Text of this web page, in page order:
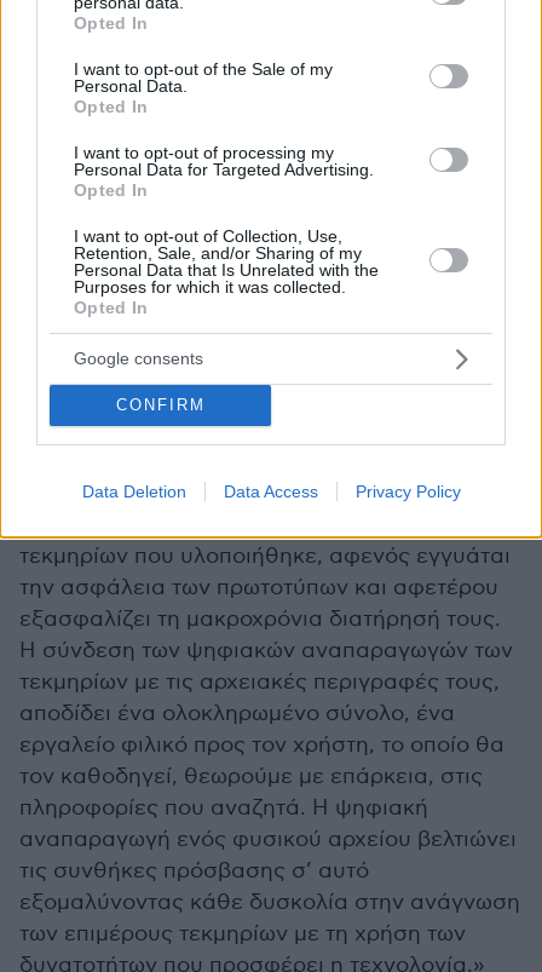
grant or deny consent to Google and its third-party tags to
use your data for below specified purposes in below Google
consent section.
Opted In
I want to opt-out of the Sale of my
Personal Data.
Opted In
I want to opt-out of processing my
Personal Data for Targeted Advertising.
Opted In
I want to opt-out of Collection, Use,
Retention, Sale, and/or Sharing of my
Personal Data that Is Unrelated with the
Purposes for which it was collected.
Opted In
Google consents
CONFIRM
Data Deletion Data Access Privacy Policy
Κράτους, Προϊσταμένη του Τμήματος
Αρχεία του Κράτους μίλησε για την
αρχειονομική προσέγγιση του υλικού του
αρχείου Καβάφη που «αποτελεί μοναδική
περίπτωση λογοτεχνικού αρχείου ως προς την
φρόντιζε συστηματικά να συγκεντρώνει και να
αρχειοθετεί το έργο του, παραδίδοντας ένα
σύνολο χωρίς μεγάλες φυσικές διασπάσεις και
ανακολουθίες.» Εξήγησε τη μεθοδολογία
ταξινόμησης των τεκμηρίων και τη δημιουργία
νέου ευρετηρίου και υπογράμμισε πως «Η
επεξεργασία του αρχειακού υλικού
στο περιβάλλον ενός ηλεκτρονικού
τεκμηρίων που υλοποιήθηκε, αφενός εγγυάται
την ασφάλεια των πρωτοτύπων και αφετέρου
εξασφαλίζει τη μακροχρόνια διατήρησή τους.
Η σύνδεση των ψηφιακών αναπαραγωγών των
τεκμηρίων με τις αρχειακές περιγραφές τους,
αποδίδει ένα ολοκληρωμένο σύνολο, ένα
εργαλείο φιλικό προς τον χρήστη, το οποίο θα
τον καθοδηγεί, θεωρούμε με επάρκεια, στις
πληροφορίες που αναζητά. Η ψηφιακή
αναπαραγωγή ενός φυσικού αρχείου βελτιώνει
τις συνθήκες πρόσβασης σ’ αυτό
εξομαλύνοντας κάθε δυσκολία στην ανάγνωση
των επιμέρους τεκμηρίων με τη χρήση των
δυνατοτήτων που προσφέρει η τεχνολογία.»